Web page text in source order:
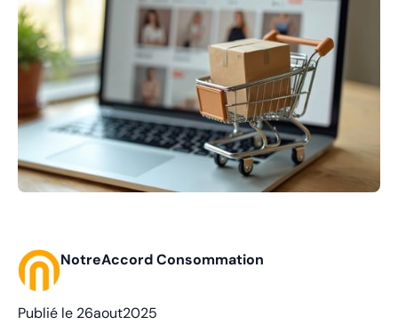
NotreAccord Consommation
Publié le 26aout2025